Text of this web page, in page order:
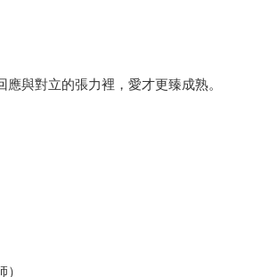
對立的張力裡，愛才更臻成熟。